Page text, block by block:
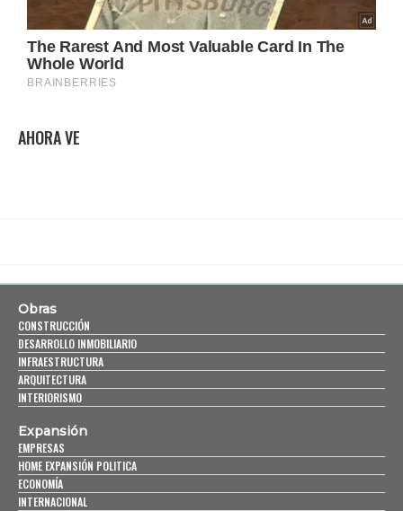
AHORA VE
Obras
CONSTRUCCIÓN
DESARROLLO INMOBILIARIO
INFRAESTRUCTURA
ARQUITECTURA
INTERIORISMO
Expansión
EMPRESAS
HOME EXPANSIÓN POLITICA
ECONOMÍA
INTERNACIONAL